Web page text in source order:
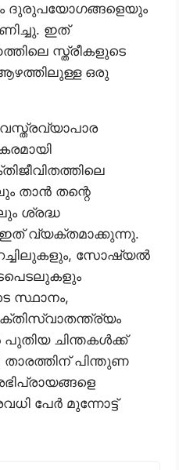
ദുരുപയോഗങ്ങളെയും
ഇത്
സ്ത്രീകളുടെ
ഒരു
താൻ തന്റെ
ശ്രദ്ധ
ഇത് വ്യക്തമാക്കുന്നു.
സോഷ്യൽ
സ്ഥാനം,
ചിന്തകൾക്ക്
താരത്തിന് പിന്തുണ
പേർ മുന്നോട്ട്